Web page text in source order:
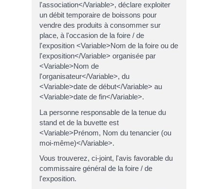
l'association</Variable>, déclare exploiter
un débit temporaire de boissons pour
vendre des produits à consommer sur
place, à l'occasion de la foire / de
l'exposition <Variable>Nom de la foire ou de
l'exposition</Variable> organisée par
<Variable>Nom de
l'organisateur</Variable>, du
<Variable>date de début</Variable> au
<Variable>date de fin</Variable>.
La personne responsable de la tenue du
stand et de la buvette est
<Variable>Prénom, Nom du tenancier (ou
moi-même)</Variable>.
Vous trouverez, ci-joint, l'avis favorable du
commissaire général de la foire / de
l'exposition.